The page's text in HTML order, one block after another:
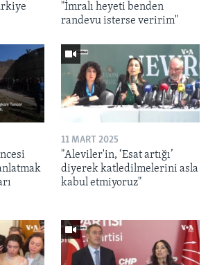
"İmralı heyeti benden
randevu isterse veririm"
11 MART 2025
"Aleviler'in, ‘Esat artığı’
diyerek katledilmelerini asla
kabul etmiyoruz"